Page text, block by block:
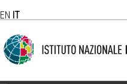
EN IT